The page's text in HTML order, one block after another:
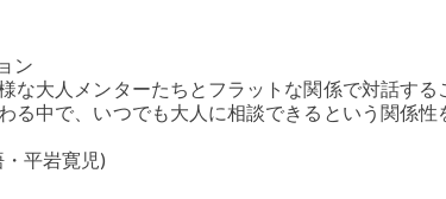
ン
な大人メンターたちとフラットな関係で対話す
る中で、いつでも大人に相談できるという関係
平岩寛児)